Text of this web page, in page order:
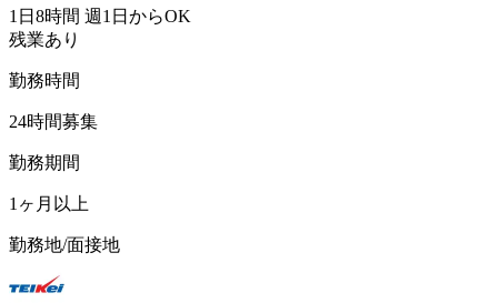
1日8時間 週1日からOK
残業あり
勤務時間
24時間募集
勤務期間
1ヶ月以上
勤務地/面接地